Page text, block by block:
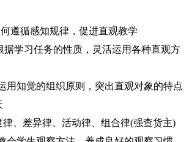
遵循感知规律，促进直观教学
据学习任务的性质，灵活运用各种直观方
用知觉的组织原则，突出直观对象的特点
律、差异律、活动律、组合律(强查货主)